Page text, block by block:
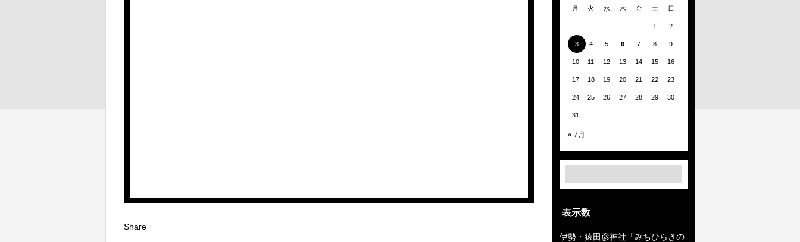
Share
月 火 水 木 金 土 日
1 2
3 4 5 6 7 8 9
10 11 12 13 14 15 16
17 18 19 20 21 22 23
24 25 26 27 28 29 30
31
« 7月
表示数
伊勢・猿田彦神社「みちひらきの